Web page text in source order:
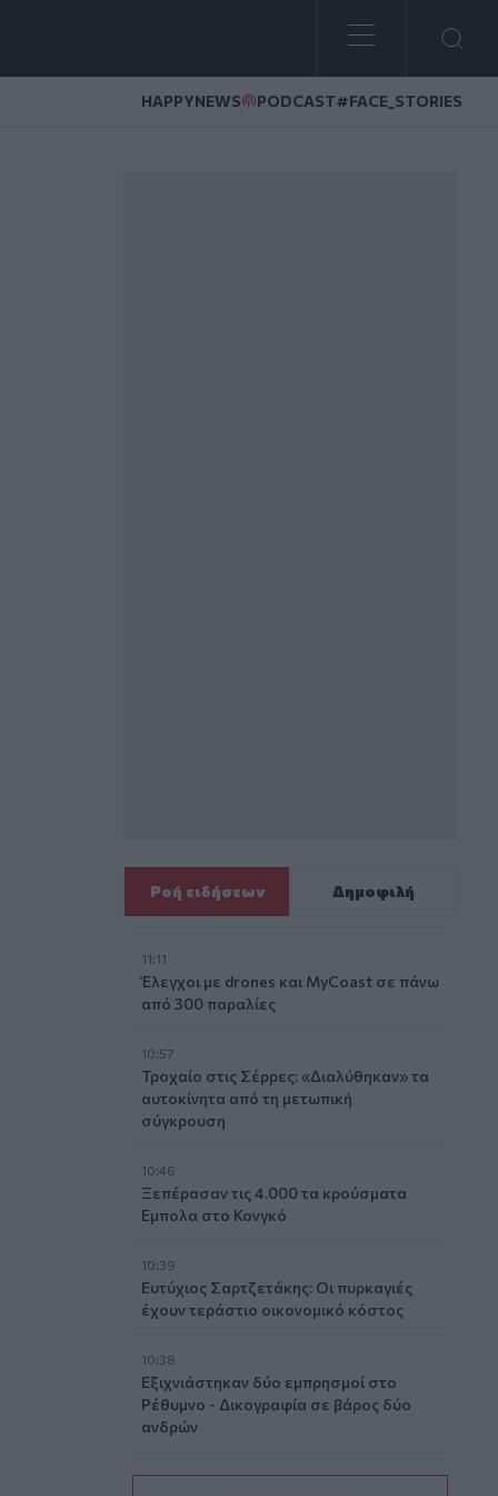
HAPPYNEWS PODCAST#FACE_STORIES
Ροή ειδήσεων Δημοφιλή
11:11
Έλεγχοι με drones και MyCoast σε πάνω
από 300 παραλίες
10:57
Τροχαίο στις Σέρρες: «Διαλύθηκαν» τα
αυτοκίνητα από τη μετωπική
σύγκρουση
10:46
Ξεπέρασαν τις 4.000 τα κρούσματα
Εμπολα στο Κονγκό
10:39
Ευτύχιος Σαρτζετάκης: Οι πυρκαγιές
έχουν τεράστιο οικονομικό κόστος
10:38
Εξιχνιάστηκαν δύο εμπρησμοί στο
Ρέθυμνο - Δικογραφία σε βάρος δύο
ανδρών
10:36